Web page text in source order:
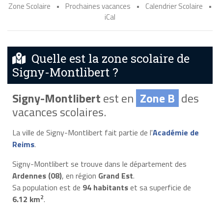
Zone Scolaire • Prochaines vacances • Calendrier Scolaire
•
iCal
Quelle est la zone scolaire de
Signy-Montlibert ?
Signy-Montlibertest en Zone B des
vacances scolaires.
La ville de Signy-Montlibert fait partie de l'Académie de
Reims.
Signy-Montlibert se trouve dans le département des
Ardennes (08), en région Grand Est.
Sa population est de 94 habitantset sa superficie de
6.12 km2.